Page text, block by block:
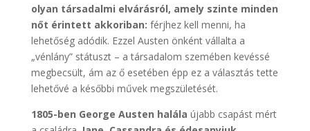
olyan társadalmi elvárásról, amely szinte minden
nőt érintett akkoriban: férjhez kell menni, ha
lehetőség adódik. Ezzel Austen önként vállalta a
„vénlány” státuszt – a társadalom szemében kevéssé
megbecsült, ám az ő esetében épp ez a választás tette
lehetővé a későbbi művek megszületését.
1805-ben George Austen halála újabb csapást mért